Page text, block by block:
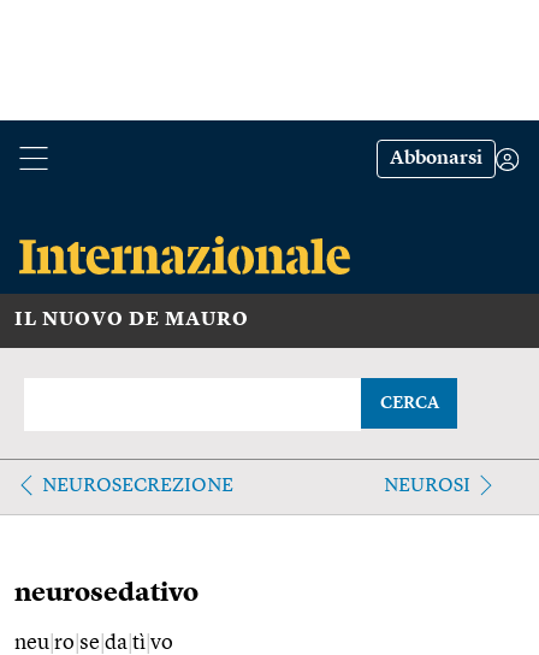
Abbonarsi
IL NUOVO DE MAURO
CERCA
NEUROSECREZIONE NEUROSI
neurosedativo
neu ro se da tì vo